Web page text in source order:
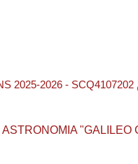
2025-2026 - SCQ4107202